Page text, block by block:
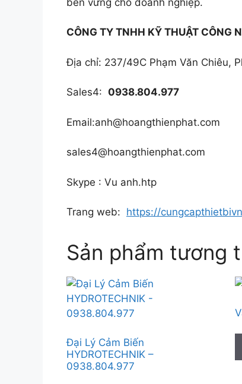
CÔNG TY TNHH KỸ THUẬT CÔNG
Địa chỉ: 237/49C Phạm Văn Chiêu,
Sales4: 0938.804.977
Email:anh@hoangthienphat.com
sales4@hoangthienphat.com
Skype : Vu anh.htp
Trang web: https://
Sản phẩm tương
Đại Lý Cảm Biến
HYDROTECHNIK –
0938.804.977